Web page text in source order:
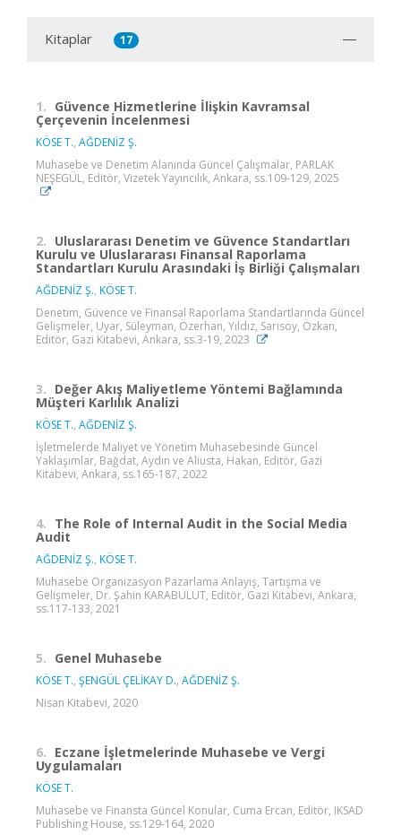
Kitaplar 17
1. Güvence Hizmetlerine İlişkin Kavramsal
Çerçevenin İncelenmesi
KÖSE T., AĞDENİZ Ş.
Muhasebe ve Denetim Alanında Güncel Çalışmalar, PARLAK
NEŞEGÜL, Editör, Vizetek Yayıncılık, Ankara, ss.109-129, 2025
2. Uluslararası Denetim ve Güvence Standartları
Kurulu ve Uluslararası Finansal Raporlama
Standartları Kurulu Arasındaki İş Birliği Çalışmaları
AĞDENİZ Ş., KÖSE T.
Denetim, Güvence ve Finansal Raporlama Standartlarında Güncel
Gelişmeler, Uyar, Süleyman, Özerhan, Yıldız, Sarısoy, Özkan,
Editör, Gazi Kitabevi, Ankara, ss.3-19, 2023
3. Değer Akış Maliyetleme Yöntemi Bağlamında
Müşteri Karlılık Analizi
KÖSE T., AĞDENİZ Ş.
İşletmelerde Maliyet ve Yönetim Muhasebesinde Güncel
Yaklaşımlar, Bağdat, Aydın ve Aliusta, Hakan, Editör, Gazi
Kitabevi, Ankara, ss.165-187, 2022
4. The Role of Internal Audit in the Social Media
Audit
AĞDENİZ Ş., KÖSE T.
Muhasebe Organizasyon Pazarlama Anlayış, Tartışma ve
Gelişmeler, Dr. Şahin KARABULUT, Editör, Gazi Kitabevi, Ankara,
ss.117-133, 2021
5. Genel Muhasebe
KÖSE T., ŞENGÜL ÇELİKAY D., AĞDENİZ Ş.
Nisan Kitabevi, 2020
6. Eczane İşletmelerinde Muhasebe ve Vergi
Uygulamaları
KÖSE T.
Muhasebe ve Finansta Güncel Konular, Cuma Ercan, Editör, IKSAD
Publishing House, ss.129-164, 2020